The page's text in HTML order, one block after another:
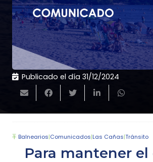
Publicado el día 31/12/2024
Balnearios|Comunicados|Las Cañas|Tránsito
Para mantener el